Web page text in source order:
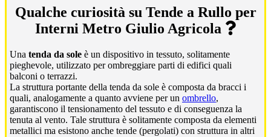
Qualche curiosità su Tende a Rullo per
Interni Metro Giulio Agricola
Una tenda da sole è un dispositivo in tessuto, solitamente
pieghevole, utilizzato per ombreggiare parti di edifici quali
balconi o terrazzi.
La struttura portante della tenda da sole è composta da bracci i
quali, analogamente a quanto avviene per un ombrello,
garantiscono il tensionamento del tessuto e di conseguenza la
tenuta al vento. Tale struttura è solitamente composta da elementi
metallici ma esistono anche tende (pergolati) con struttura in altri